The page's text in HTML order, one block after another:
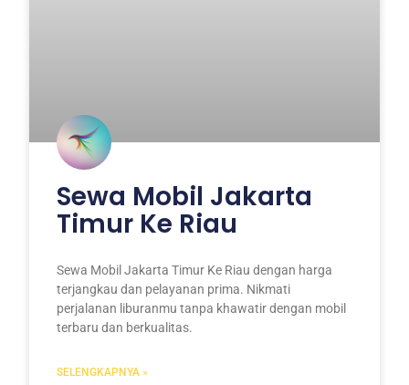
Sewa Mobil Jakarta
Timur Ke Riau
Sewa Mobil Jakarta Timur Ke Riau dengan harga
terjangkau dan pelayanan prima. Nikmati
perjalanan liburanmu tanpa khawatir dengan mobil
terbaru dan berkualitas.
SELENGKAPNYA »